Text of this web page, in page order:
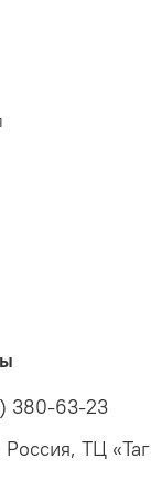
380-63-23
ТЦ